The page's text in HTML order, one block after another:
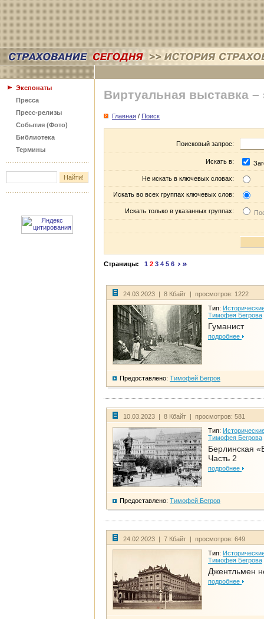
Экспонаты
Пресса
Пресс-релизы
События (Фото)
Библиотека
Термины
Виртуальная выставка –
Главная / Поиск
Поисковый запрос:
Искать в:
Не искать в ключевых словах:
Искать во всех группах ключевых слов:
Искать только в указанных группах:
Страницы: 1 2 3 4 5 6
24.03.2023 | 8 Кбайт | просмотров: 1222
Тип:
Тимофея Бегрова
Гуманист
подробнее
Предоставлено: Тимофей Бегров
10.03.2023 | 8 Кбайт | просмотров: 581
Тип:
Тимофея Бегрова
Берлинская
Часть 2
подробнее
Предоставлено: Тимофей Бегров
24.02.2023 | 7 Кбайт | просмотров: 649
Тип:
Тимофея Бегрова
Джентльмен
подробнее